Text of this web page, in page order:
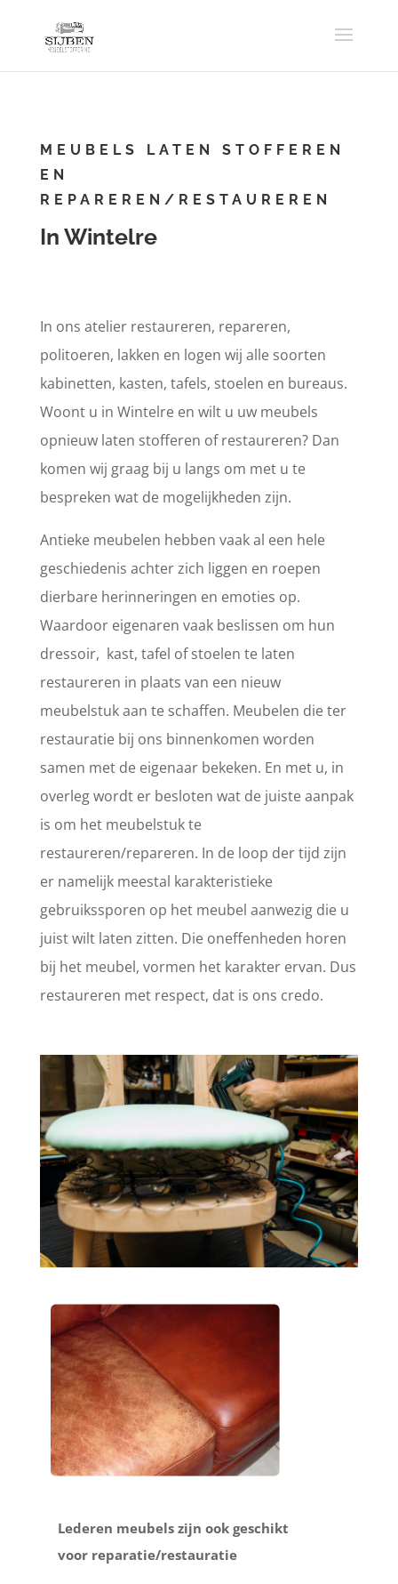
MEUBELS LATEN STOFFEREN
EN
REPAREREN/RESTAUREREN
In Wintelre
In ons atelier restaureren, repareren,
politoeren, lakken en logen wij alle soorten
kabinetten, kasten, tafels, stoelen en bureaus.
Woont u in Wintelre en wilt u uw meubels
opnieuw laten stofferen of restaureren? Dan
komen wij graag bij u langs om met u te
bespreken wat de mogelijkheden zijn.
Antieke meubelen hebben vaak al een hele
geschiedenis achter zich liggen en roepen
dierbare herinneringen en emoties op.
Waardoor eigenaren vaak beslissen om hun
dressoir, kast, tafel of stoelen te laten
restaureren in plaats van een nieuw
meubelstuk aan te schaffen. Meubelen die ter
restauratie bij ons binnenkomen worden
samen met de eigenaar bekeken. En met u, in
overleg wordt er besloten wat de juiste aanpak
is om het meubelstuk te
restaureren/repareren. In de loop der tijd zijn
er namelijk meestal karakteristieke
gebruikssporen op het meubel aanwezig die u
juist wilt laten zitten. Die oneffenheden horen
bij het meubel, vormen het karakter ervan. Dus
restaureren met respect, dat is ons credo.
Lederen meubels zijn ook geschikt
voor reparatie/restauratie